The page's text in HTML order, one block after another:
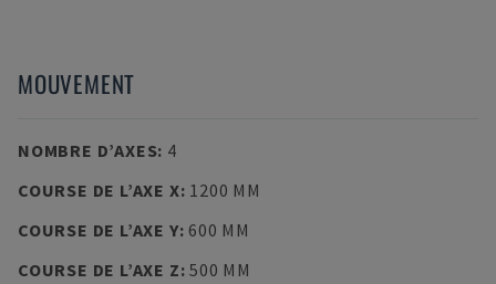
MOUVEMENT
NOMBRE D’AXES: 4
COURSE DE L’AXE X: 1200 MM
COURSE DE L’AXE Y: 600 MM
COURSE DE L’AXE Z:500 MM